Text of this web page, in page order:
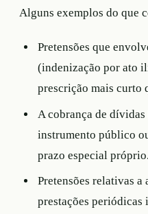
Alguns exemplos do que
Pretensões que
(indenização por ato
prescrição mais curto
A cobrança de
instrumento público
prazo especial próprio.
Pretensões relativas a
prestações periódicas